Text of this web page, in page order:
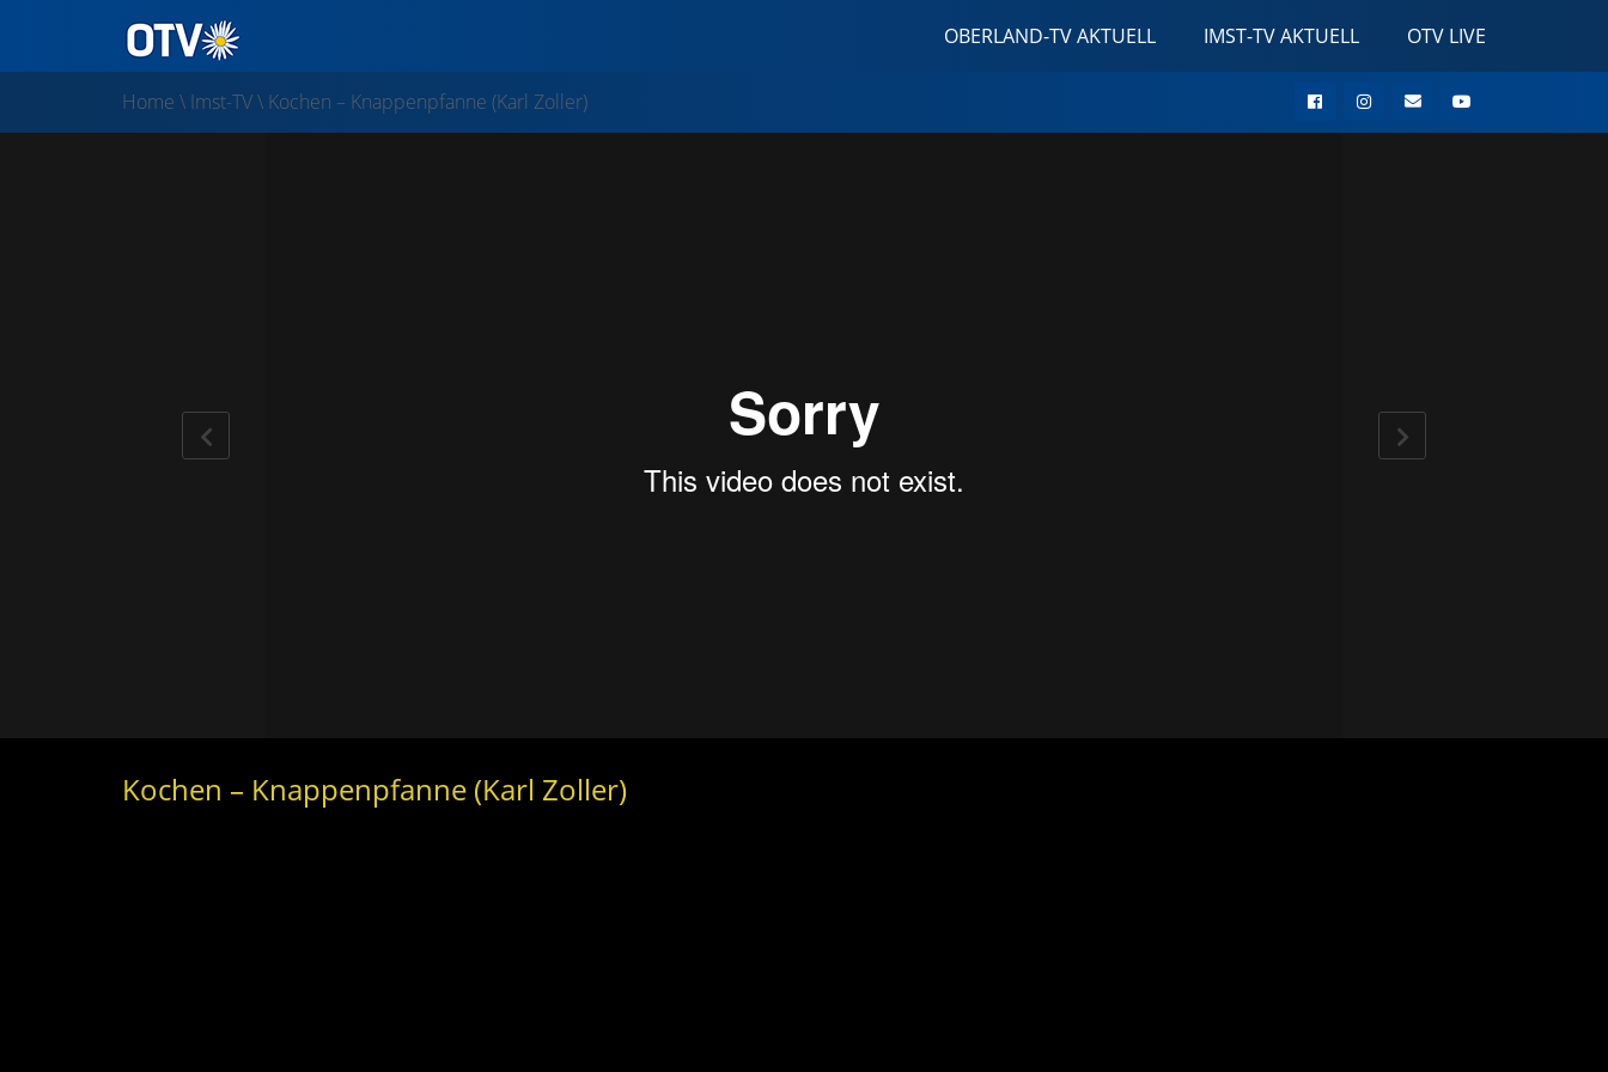
OBERLAND-TV AKTUELL IMST-TV AKTUELL OTV LIVE
Home \ Imst-TV\ Kochen – Knappenpfanne (Karl Zoller)
Kochen – Knappenpfanne (Karl Zoller)